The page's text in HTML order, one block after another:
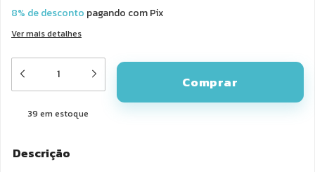
8% de desconto pagando com Pix
Ver mais detalhes
39 em estoque
Descrição